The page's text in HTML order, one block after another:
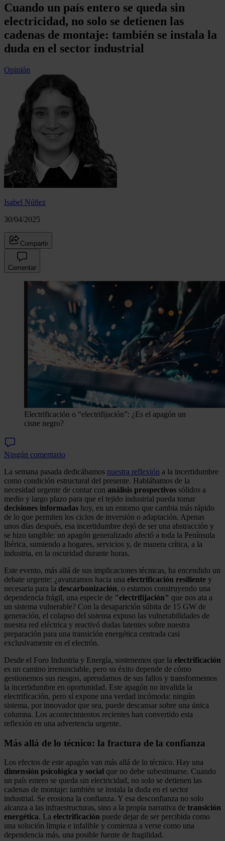
Cuando un país entero se queda sin
electricidad, no solo se detienen las
cadenas de montaje: también se instala la
duda en el sector industrial
Opinión
Isabel Núñez
30/04/2025
Compartir
Comentar
Electrificación o “electrifijación”: ¿Es el apagón un
cisne negro?
Ningún comentario
La semana pasada dedicábamos nuestra reflexión a la incertidumbre
como condición estructural del presente. Hablábamos de la
necesidad urgente de contar con análisis prospectivos sólidos a
medio y largo plazo para que el tejido industrial pueda tomar
decisiones informadas hoy, en un entorno que cambia más rápido
de lo que permiten los ciclos de inversión o adaptación. Apenas
unos días después, esa incertidumbre dejó de ser una abstracción y
se hizo tangible: un apagón generalizado afectó a toda la Península
Ibérica, sumiendo a hogares, servicios y, de manera crítica, a la
industria, en la oscuridad durante horas.
Este evento, más allá de sus implicaciones técnicas, ha encendido un
debate urgente: ¿avanzamos hacia una electrificación resiliente y
necesaria para la descarbonización, o estamos construyendo una
dependencia frágil, una especie de "electrifijación" que nos ata a
un sistema vulnerable? Con la desaparición súbita de 15 GW de
generación, el colapso del sistema expuso las vulnerabilidades de
nuestra red eléctrica y reactivó dudas latentes sobre nuestra
preparación para una transición energética centrada casi
exclusivamente en el electrón.
Desde el Foro Industria y Energía, sostenemos que la electrificación
es un camino irrenunciable, pero su éxito depende de cómo
gestionemos sus riesgos, aprendamos de sus fallos y transformemos
la incertidumbre en oportunidad. Este apagón no invalida la
electrificación, pero sí expone una verdad incómoda: ningún
sistema, por innovador que sea, puede descansar sobre una única
columna. Los acontecimientos recientes han convertido esta
reflexión en una advertencia urgente.
Más allá de lo técnico: la fractura de la confianza
Los efectos de este apagón van más allá de lo técnico. Hay una
dimensión psicológica y social que no debe subestimarse. Cuando
un país entero se queda sin electricidad, no solo se detienen las
cadenas de montaje: también se instala la duda en el sector
industrial. Se erosiona la confianza. Y esa desconfianza no solo
alcanza a las infraestructuras, sino a la propia narrativa de transición
energética. La electrificación puede dejar de ser percibida como
una solución limpia e infalible y comienza a verse como una
dependencia más, una posible fuente de fragilidad.